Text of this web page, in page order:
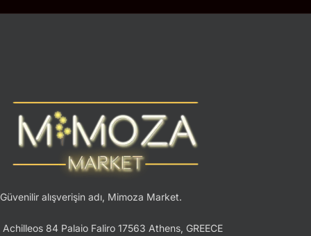
Güvenilir alışverişin adı, Mimoza Market.
Achilleos 84 Palaio Faliro 17563 Athens, GREECE